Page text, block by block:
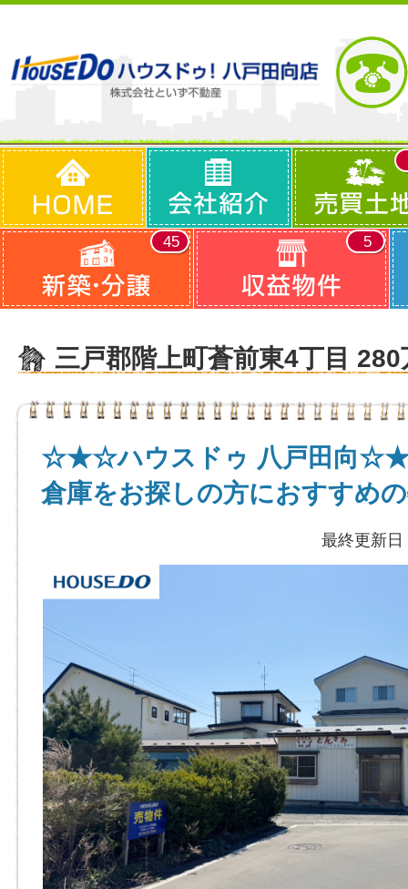
45 5
三戸郡階上町蒼前東4丁目 280
☆★☆ハウスドゥ 八戸田向
倉庫をお探しの方におすすめ
最終更新